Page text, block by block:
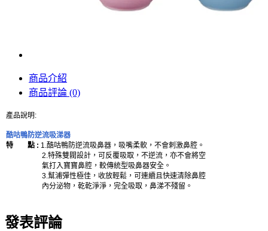
商品介紹
商品評論 (0)
產品說明:
酷咕鴨防逆流吸涕器
特 點 : 1.酷咕鴨防逆流吸鼻器，吸嘴柔軟，不會刺激鼻腔。
2.特殊雙閥設計，可反覆吸取，不逆流，亦不會將空
氣打入寶寶鼻腔，較傳統型吸鼻器安全。
3.幫浦彈性極佳，收放輕鬆，可連續且快速清除鼻腔
內分泌物，乾乾淨淨，完全吸取，鼻涕不殘留。
發表評論